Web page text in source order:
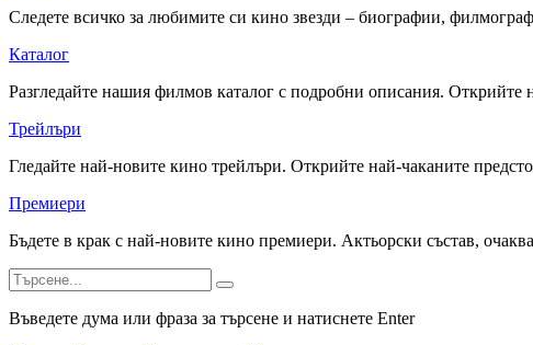
Следете всичко за любимите си кино звезди – биографии,
Каталог
Разгледайте нашия филмов каталог с подробни описания.
Трейлъри
Гледайте най-новите кино трейлъри. Открийте най-чаканите
Премиери
Бъдете в крак с най-новите кино премиери. Актьорски състав,
Въведете дума или фраза за търсене и натиснете Enter